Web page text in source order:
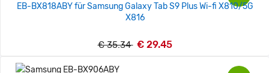
EB-BX818ABY für Samsung Galaxy Tab S9 Plus Wi-fi X810/5G
X816
€ 35.34 € 29.45